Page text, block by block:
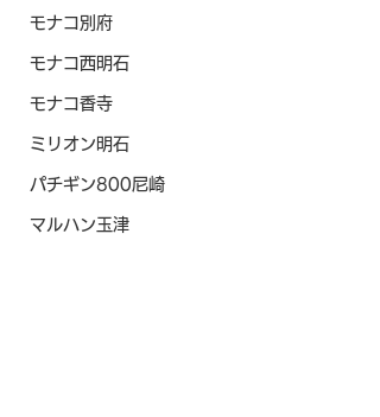
モナコ別府
モナコ西明石
モナコ香寺
ミリオン明石
パチギン800尼崎
マルハン玉津